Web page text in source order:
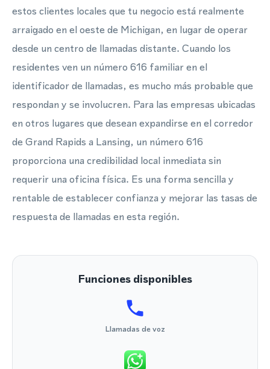
estos clientes locales que tu negocio está realmente
arraigado en el oeste de Michigan, en lugar de operar
desde un centro de llamadas distante. Cuando los
residentes ven un número 616 familiar en el
identificador de llamadas, es mucho más probable que
respondan y se involucren. Para las empresas ubicadas
en otros lugares que desean expandirse en el corredor
de Grand Rapids a Lansing, un número 616
proporciona una credibilidad local inmediata sin
requerir una oficina física. Es una forma sencilla y
rentable de establecer confianza y mejorar las tasas de
respuesta de llamadas en esta región.
Funciones disponibles
Llamadas de voz